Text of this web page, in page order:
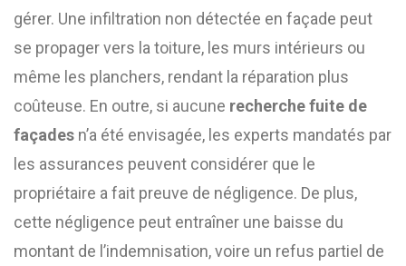
gérer. Une infiltration non détectée en façade peut
se propager vers la toiture, les murs intérieurs ou
même les planchers, rendant la réparation plus
coûteuse. En outre, si aucune recherche fuite de
façades n’a été envisagée, les experts mandatés par
les assurances peuvent considérer que le
propriétaire a fait preuve de négligence. De plus,
cette négligence peut entraîner une baisse du
montant de l’indemnisation, voire un refus partiel de